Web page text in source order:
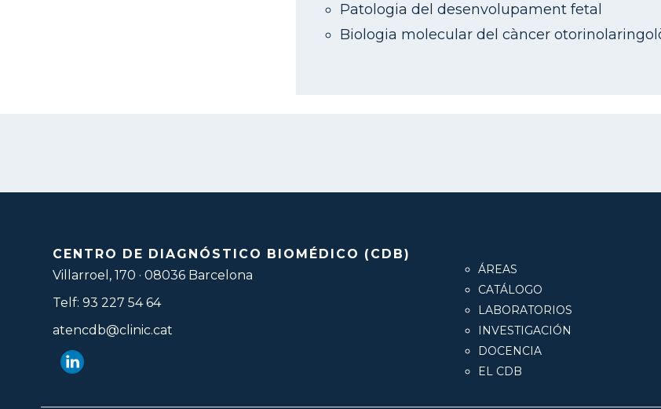
Patologia del desenvolupament fetal
Biologia molecular del càncer
CENTRO DE DIAGNÓSTICO BIOMÉDICO (CDB)
Villarroel, 170 · 08036 Barcelona
Telf: 93 227 54 64
atencdb@clinic.cat
ÁREAS
CATÁLOGO
LABORATORIOS
INVESTIGACIÓN
DOCENCIA
EL CDB